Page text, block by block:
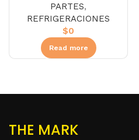
PARTES,
REFRIGERACIONES
$0
Read more
THE MARK